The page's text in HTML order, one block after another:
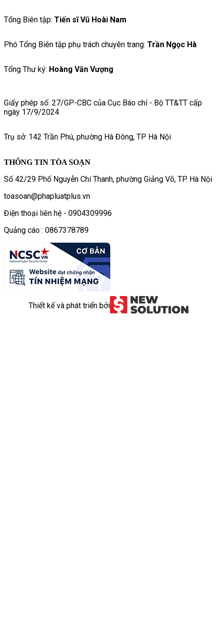
Tổng Biên tập: Tiến sĩ Vũ Hoài Nam
Phó Tổng Biên tập phụ trách chuyên trang: Trần Ngọc Hà
Tổng Thư ký: Hoàng Văn Vượng
Giấy phép số: 27/GP-CBC của Cục Báo chí - Bộ TT&TT cấp
ngày 17/9/2024
Trụ sở: 142 Trần Phú, phường Hà Đông, TP Hà Nội
THÔNG TIN TÒA SOẠN
Số 42/29 Phố Nguyễn Chí Thanh, phường Giảng Võ, TP. Hà Nội
toasoan@phapluatplus.vn
Điện thoại liên hệ - 0904309996
Quảng cáo : 0867378789
Thiết kế và phát triển bởi